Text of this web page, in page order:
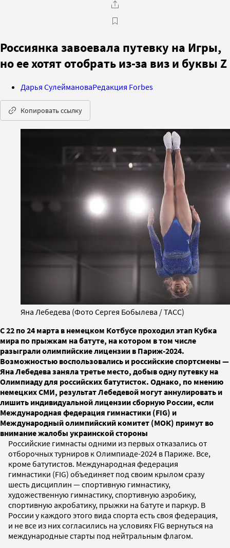
Россиянка завоевала путевку на Игры,
но ее хотят отобрать из-за виз и буквы Z
Дарья СулеймановаРедакция Forbes
Копировать ссылку
Яна Лебедева (Фото Сергея Бобылева / ТАСС)
С 22 по 24 марта в немецком Котбусе проходил этап Кубка
мира по прыжкам на батуте, на котором в том числе
разыграли олимпийские лицензии в Париж-2024.
Возможностью воспользовались и российские спортсмены —
Яна Лебедева заняла третье место, добыв одну путевку на
Олимпиаду для российских батутисток. Однако, по мнению
немецких СМИ, результат Лебедевой могут аннулировать и
лишить индивидуальной лицензии сборную России, если
Международная федерация гимнастики (FIG) и
Международный олимпийский комитет (МОК) примут во
внимание жалобы украинской стороны
Российские гимнасты одними из первых отказались от
отборочных турниров к Олимпиаде-2024 в Париже. Все,
кроме батутистов. Международная федерация
гимнастики (FIG) объединяет под своим крылом сразу
шесть дисциплин — спортивную гимнастику,
художественную гимнастику, спортивную аэробику,
спортивную акробатику, прыжки на батуте и паркур. В
России у каждого этого вида спорта есть своя федерация,
и не все из них согласились на условиях FIG вернуться на
международные старты под нейтральным флагом.